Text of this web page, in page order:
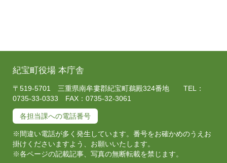
紀宝町役場 本庁舎
〒519-5701 三重県南牟婁郡紀宝町鵜殿324番地 TEL：
0735-33-0333 FAX：0735-32-3061
各担当課への電話番号
※間違い電話が多く発生しています。番号をお確かめのうえお
掛けくださいますよう、お願いいたします。
※各ページの記載記事、写真の無断転載を禁じます。